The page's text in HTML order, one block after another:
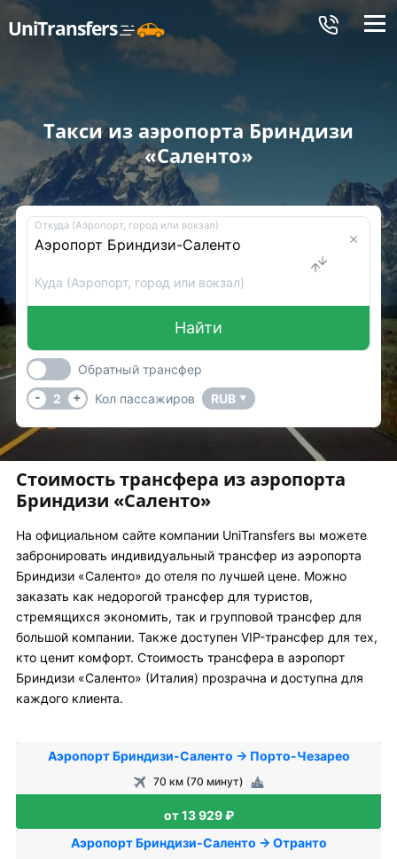
UniTransfers Меню
Такси из аэропорта Бриндизи
«Саленто»
Откуда (Аэропорт, город или вокзал)
Куда (Аэропорт, город или вокзал)
Найти
Обратный трансфер
-
2 + Кол пассажиров RUB ▼
Стоимость трансфера из аэропорта
Бриндизи «Саленто»
На официальном сайте компании UniTransfers вы можете
забронировать индивидуальный трансфер из аэропорта
Бриндизи «Саленто» до отеля по лучшей цене. Можно
заказать как недорогой трансфер для туристов,
стремящихся экономить, так и групповой трансфер для
большой компании. Также доступен VIP-трансфер для тех,
кто ценит комфорт. Стоимость трансфера в аэропорт
Бриндизи «Саленто» (Италия) прозрачна и доступна для
каждого клиента.
Аэропорт Бриндизи-Саленто → Порто-Чезарео
70 км (70 минут)
от 13 929 ₽
Аэропорт Бриндизи-Саленто → Отранто